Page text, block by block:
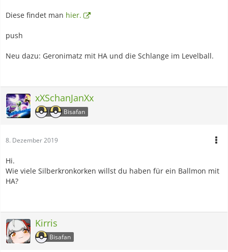
Diese findet man hier.
push
Neu dazu: Geronimatz mit HA und die Schlange im Levelball.
xXSchanJanXx
Bisafan
8. Dezember 2019
Hi.
Wie viele Silberkronkorken willst du haben für ein Ballmon mit
HA?
Kirris
Bisafan